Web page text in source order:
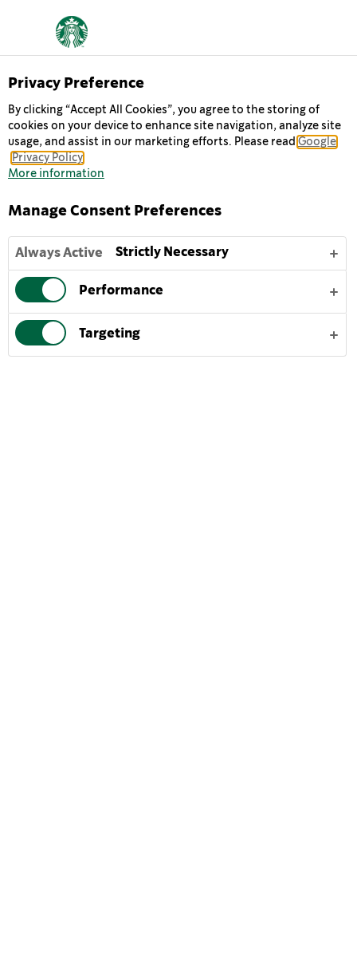
هل أنتم مستعدون
الثلاثية لا تمنحك جرعة واحدة فحسب، ولا جرعتين، بل ثلاث
جرعات قوية من قهوة الإسبريسو التي نتميز بها مع الحليب
الكريمي الإنسيابي. إنها الطريقة المثالية لبدء يومك أو لمواصلة
Privacy Preference
By clicking “Accept All Cookies”, you agree to the storing of
cookies on your device to enhance site navigation, analyze site
usage, and assist in our marketing efforts. Please read Google
Privacy Policy
More information
Manage Consent Preferences
Strictly Necessary
Always Active
Performance
Targeting